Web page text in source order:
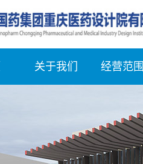
关于我们 经营范围